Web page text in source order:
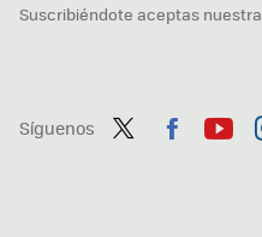
Suscribiéndote aceptas nuestra
Síguenos